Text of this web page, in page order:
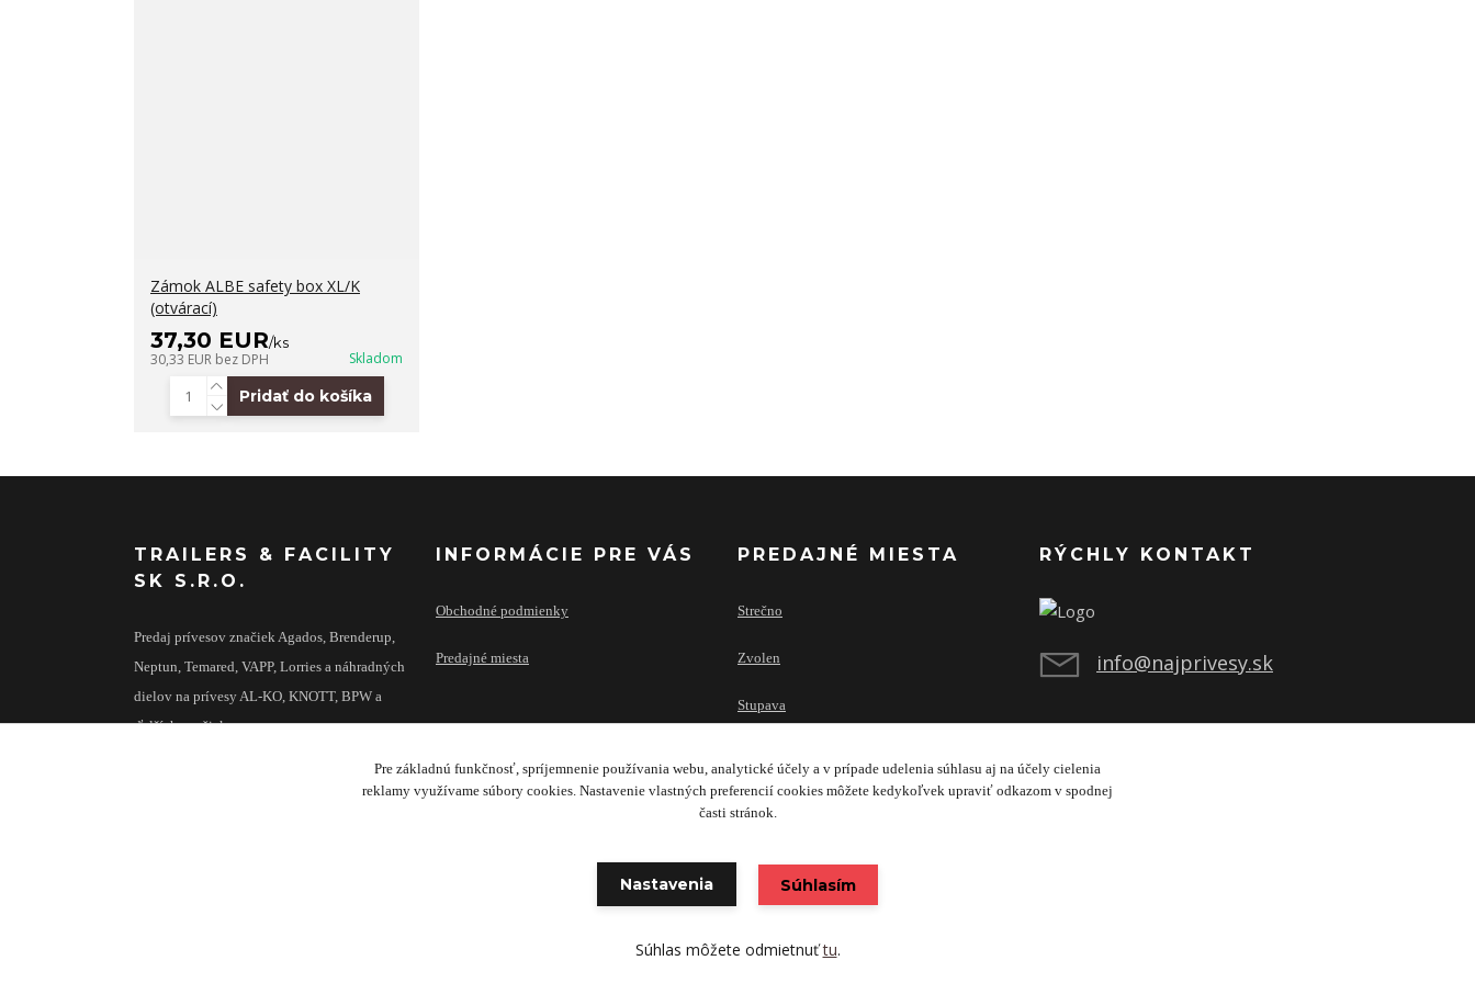
Zámok ALBE safety box XL/K
(otvárací)
37,30 EUR/ks
30,33 EUR bez DPH Skladom
Pridať do košíka
TRAILERS & FACILITY
SK S.R.O.
Predaj prívesov značiek Agados, Brenderup,
Neptun, Temared, VAPP, Lorries a náhradných
dielov na prívesy AL-KO, KNOTT, BPW a
ďalších značiek.
INFORMÁCIE PRE VÁS
Obchodné podmienky
Predajné miesta
PREDAJNÉ MIESTA
Strečno
Zvolen
Stupava
RÝCHLY KONTAKT
info@najprivesy.sk
Copyright 2020 © TRAILERS & FACILITY SK s.r.o.
Pre základnú funkčnosť, spríjemnenie používania webu, analytické účely a v prípade udelenia súhlasu aj na účely cielenia
reklamy využívame súbory cookies. Nastavenie vlastných preferencií cookies môžete kedykoľvek upraviť odkazom v spodnej
časti stránok.
Nastavenia Súhlasím
Súhlas môžete odmietnuťtu.